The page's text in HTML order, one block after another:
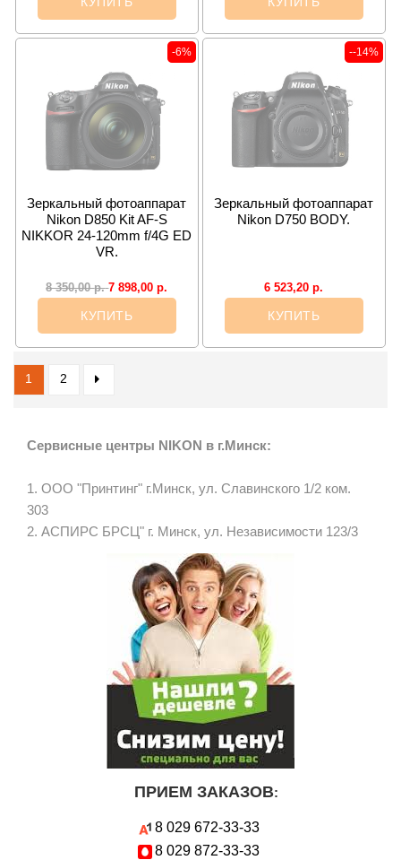
-6%
Зеркальный фотоаппарат
Nikon D850 Kit AF-S
NIKKOR 24-120mm f/4G ED
VR.
8 350,00р. 7 898,00р.
КУПИТЬ
--14%
Зеркальный фотоаппарат
Nikon D750 BODY.
6 523,20р.
КУПИТЬ
1 2
Сервисные центры NIKON в г.Минск:
1. ООО "Принтинг" г.Минск, ул. Славинского 1/2 ком.
303
2. АСПИРС БРСЦ" г. Минск, ул. Независимости 123/3
ПРИЕМ ЗАКАЗОВ:
8 029 672-33-33
8 029 872-33-33